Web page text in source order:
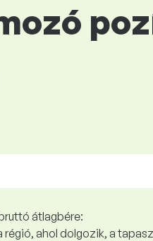
átlagbére:
ahol dolgozik, a